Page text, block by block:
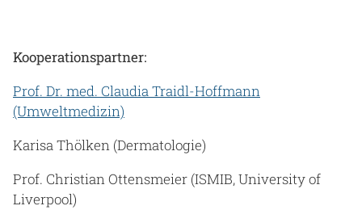
Kooperationspartner:
Prof. Dr. med. Claudia Traidl-Hoffmann
(Umweltmedizin)
Karisa Thölken (Dermatologie)
Prof. Christian Ottensmeier (ISMIB, University of
Liverpool)